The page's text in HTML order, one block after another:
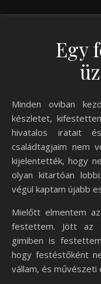
Egy
Minden oviban kezdődött. Kaptam egy kis vízfesték
készletet,
hivatalos iratait
családtagjaim nem
kijelentették, hogy
olyan kitartóan
végül kaptam újabb
Mielőtt elmentem
festettem. Jött az
gimiben is
hogy festéstőként
vállam, és